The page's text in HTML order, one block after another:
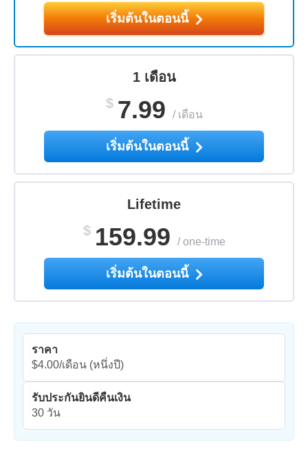
เริ่มต้นในตอนนี้
1 เดือน
$ 7.99 / เดือน
เริ่มต้นในตอนนี้
Lifetime
$ 159.99 /one-time
เริ่มต้นในตอนนี้
ราคา
$4.00/เดือน (หนึ่งปี)
รับประกันยินดีคืนเงิน
30 วัน